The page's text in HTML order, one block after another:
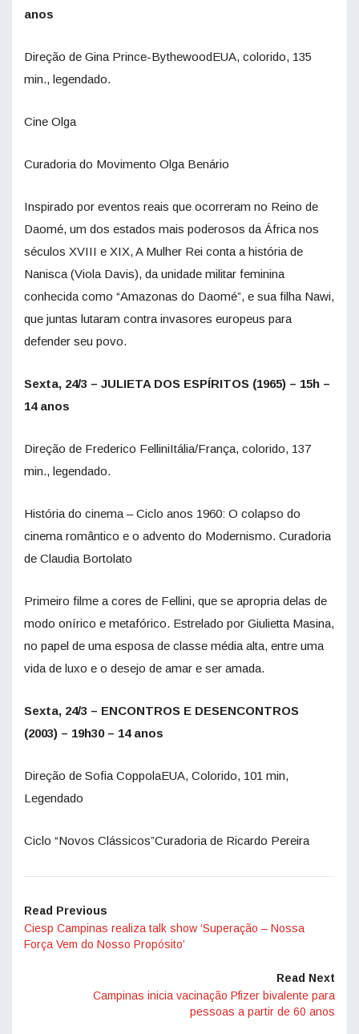
anos
Direção de Gina Prince-BythewoodEUA, colorido, 135
min., legendado.
Cine Olga
Curadoria do Movimento Olga Benário
Inspirado por eventos reais que ocorreram no Reino de
Daomé, um dos estados mais poderosos da África nos
séculos XVIII e XIX, A Mulher Rei conta a história de
Nanisca (Viola Davis), da unidade militar feminina
conhecida como “Amazonas do Daomé”, e sua filha Nawi,
que juntas lutaram contra invasores europeus para
defender seu povo.
Sexta, 24/3 – JULIETA DOS ESPÍRITOS (1965) – 15h –
14 anos
Direção de Frederico FelliniItália/França, colorido, 137
min., legendado.
História do cinema – Ciclo anos 1960: O colapso do
cinema romântico e o advento do Modernismo. Curadoria
de Claudia Bortolato
Primeiro filme a cores de Fellini, que se apropria delas de
modo onírico e metafórico. Estrelado por Giulietta Masina,
no papel de uma esposa de classe média alta, entre uma
vida de luxo e o desejo de amar e ser amada.
Sexta, 24/3 – ENCONTROS E DESENCONTROS
(2003) – 19h30 – 14 anos
Direção de Sofia CoppolaEUA, Colorido, 101 min,
Legendado
Ciclo “Novos Clássicos”Curadoria de Ricardo Pereira
Read Previous
Ciesp Campinas realiza talk show ‘Superação – Nossa
Força Vem do Nosso Propósito’
Read Next
Campinas inicia vacinação Pfizer bivalente para
pessoas a partir de 60 anos